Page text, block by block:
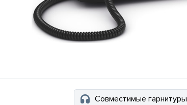
Совместимые гарнитуры